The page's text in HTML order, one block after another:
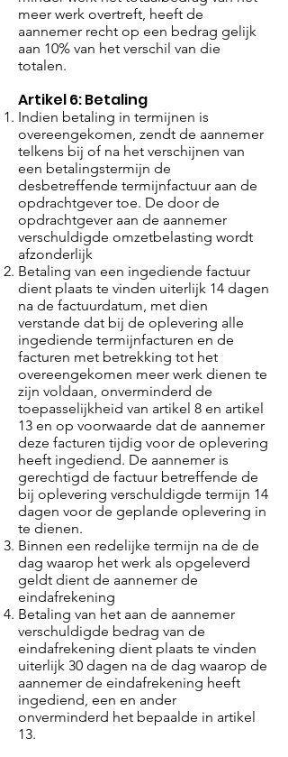
meer werk overtreft, heeft de
aannemer recht op een bedrag gelijk
aan 10% van het verschil van die
totalen.
Artikel 6: Betaling
Indien betaling in termijnen is
overeengekomen, zendt de aannemer
telkens bij of na het verschijnen van
een betalingstermijn de
desbetreffende termijnfactuur aan de
opdrachtgever toe. De door de
opdrachtgever aan de aannemer
verschuldigde omzetbelasting wordt
afzonderlijk
Betaling van een ingediende factuur
dient plaats te vinden uiterlijk 14 dagen
na de factuurdatum, met dien
verstande dat bij de oplevering alle
ingediende termijnfacturen en de
facturen met betrekking tot het
overeengekomen meer werk dienen te
zijn voldaan, onverminderd de
toepasselijkheid van artikel 8 en artikel
13 en op voorwaarde dat de aannemer
deze facturen tijdig voor de oplevering
heeft ingediend. De aannemer is
gerechtigd de factuur betreffende de
bij oplevering verschuldigde termijn 14
dagen voor de geplande oplevering in
te dienen.
Binnen een redelijke termijn na de de
dag waarop het werk als opgeleverd
geldt dient de aannemer de
eindafrekening
Betaling van het aan de aannemer
verschuldigde bedrag van de
eindafrekening dient plaats te vinden
uiterlijk 30 dagen na de dag waarop de
aannemer de eindafrekening heeft
ingediend, een en ander
onverminderd het bepaalde in artikel
13.